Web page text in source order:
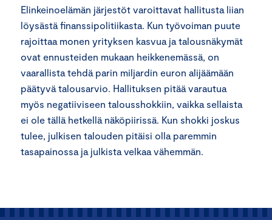
Elinkeinoelämän järjestöt varoittavat hallitusta liian
löysästä finanssipolitiikasta. Kun työvoiman puute
rajoittaa monen yrityksen kasvua ja talousnäkymät
ovat ennusteiden mukaan heikkenemässä, on
vaarallista tehdä parin miljardin euron alijäämään
päätyvä talousarvio. Hallituksen pitää varautua
myös negatiiviseen talousshokkiin, vaikka sellaista
ei ole tällä hetkellä näköpiirissä. Kun shokki joskus
tulee, julkisen talouden pitäisi olla paremmin
tasapainossa ja julkista velkaa vähemmän.